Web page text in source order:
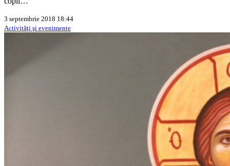
3 septembrie 2018 18:44
Activităţi şi evenimente